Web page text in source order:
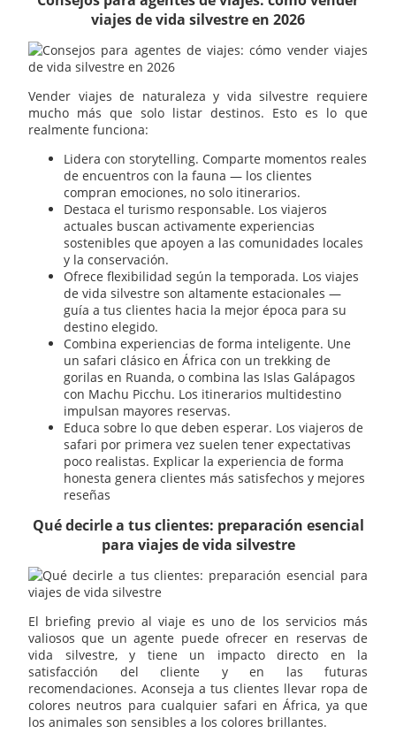
viajes de vida silvestre en 2026
Vender viajes de naturaleza y vida silvestre requiere
mucho más que solo listar destinos. Esto es lo que
realmente funciona:
Lidera con storytelling. Comparte momentos reales
de encuentros con la fauna — los clientes
compran emociones, no solo itinerarios.
Destaca el turismo responsable. Los viajeros
actuales buscan activamente experiencias
sostenibles que apoyen a las comunidades locales
y la conservación.
Ofrece flexibilidad según la temporada. Los viajes
de vida silvestre son altamente estacionales —
guía a tus clientes hacia la mejor época para su
destino elegido.
Combina experiencias de forma inteligente. Une
un safari clásico en África con un trekking de
gorilas en Ruanda, o combina las Islas Galápagos
con Machu Picchu. Los itinerarios multidestino
impulsan mayores reservas.
Educa sobre lo que deben esperar. Los viajeros de
safari por primera vez suelen tener expectativas
poco realistas. Explicar la experiencia de forma
honesta genera clientes más satisfechos y mejores
reseñas
Qué decirle a tus clientes: preparación esencial
para viajes de vida silvestre
El briefing previo al viaje es uno de los servicios más
valiosos que un agente puede ofrecer en reservas de
vida silvestre, y tiene un impacto directo en la
satisfacción del cliente y en las futuras
recomendaciones. Aconseja a tus clientes llevar ropa de
colores neutros para cualquier safari en África, ya que
los animales son sensibles a los colores brillantes.